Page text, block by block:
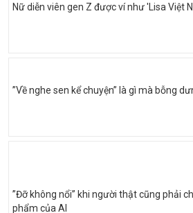
Nữ diễn viên gen Z được ví như 'Lisa Việt
”Về nghe sen kể chuyện” là gì mà bỗng
”Đỡ không nổi” khi người thật cũng phải
phẩm của AI